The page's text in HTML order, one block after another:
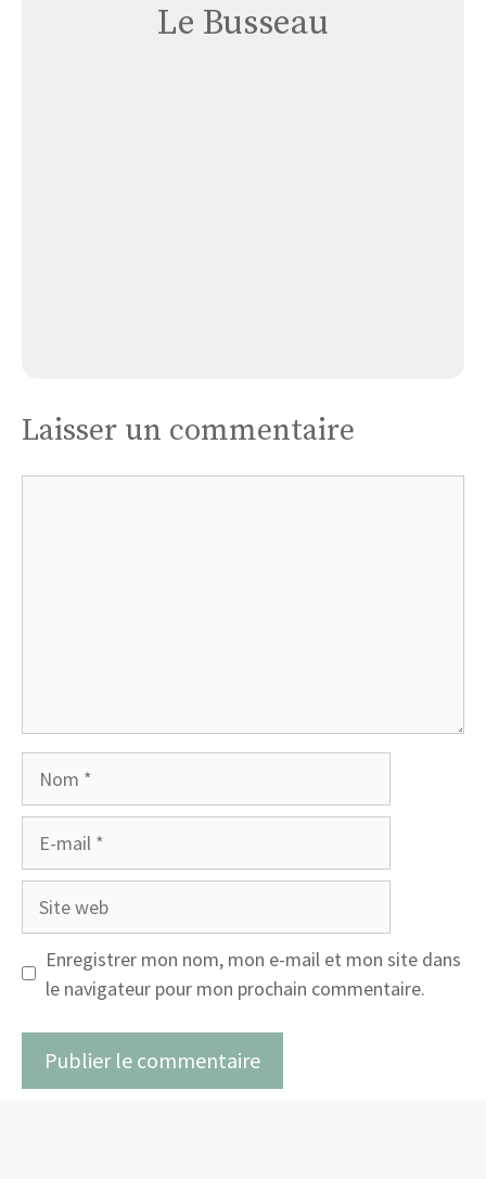
Le Busseau
Laisser un commentaire
Site
Enregistrer mon nom, mon e-mail et mon site dans
le navigateur pour mon prochain commentaire.